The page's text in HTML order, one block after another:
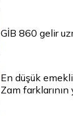
GİB 860 gelir
En düşük
Zam